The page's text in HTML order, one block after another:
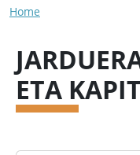
Breadcrumb
Home
ETA